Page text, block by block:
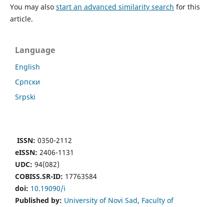
You may also start an advanced similarity search for this
article.
Language
English
Cрпски
Srpski
ISSN: 0350-2112
eISSN: 2406-1131
UDC: 94(082)
COBISS.SR-ID: 17763584
doi: 10.19090/i
Published by: University of Novi Sad, Faculty of